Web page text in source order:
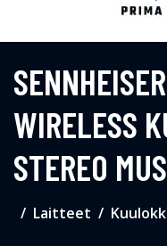
WIRELESS
STEREO
Laitteet